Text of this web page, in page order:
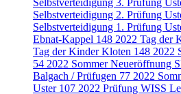
Selbstverteidigung 3. Prüfung
Selbstverteidigung 2. Prüfung
Selbstverteidigung 1. Prüfung
Ebnat-Kappel 148 2022 Tag der
Tag der Kinder Kloten 148 2022
54 2022 Sommer Neueröffnung
Balgach / Prüfugen 77 2022
Uster 107 2022 Prüfung WISS